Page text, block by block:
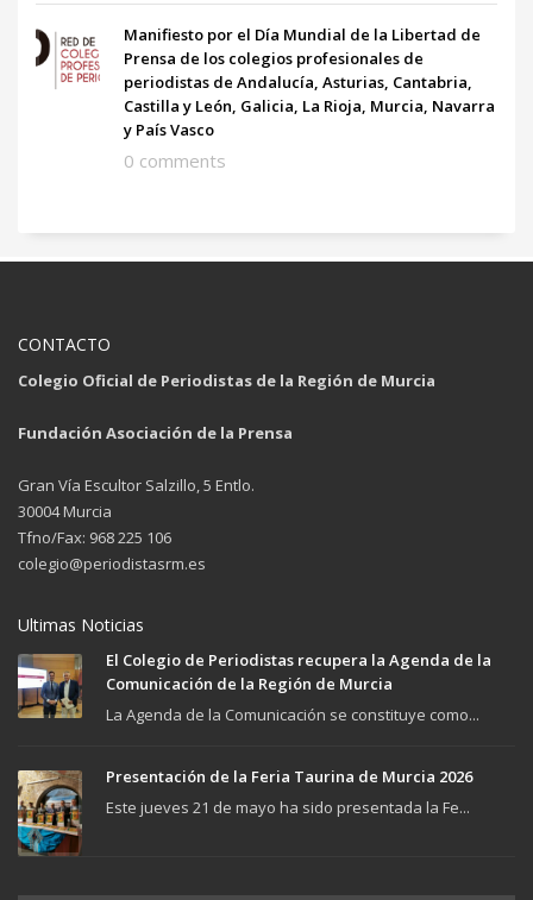
Manifiesto por el Día Mundial de la Libertad de
Prensa de los colegios profesionales de
periodistas de Andalucía, Asturias, Cantabria,
Castilla y León, Galicia, La Rioja, Murcia, Navarra
y País Vasco
0 comments
CONTACTO
Colegio Oficial de Periodistas de la Región de Murcia
Fundación Asociación de la Prensa
Gran Vía Escultor Salzillo, 5 Entlo.
30004 Murcia
Tfno/Fax: 968 225 106
colegio@periodistasrm.es
Ultimas Noticias
El Colegio de Periodistas recupera la Agenda de la
Comunicación de la Región de Murcia
La Agenda de la Comunicación se constituye como...
Presentación de la Feria Taurina de Murcia 2026
Este jueves 21 de mayo ha sido presentada la Fe...